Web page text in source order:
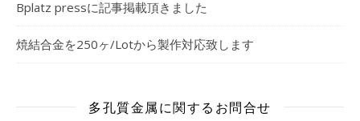
Bplatz pressに記事掲載頂きました
焼結合金を250ヶ/Lotから製作対応致します
多孔質金属に関するお問合せ